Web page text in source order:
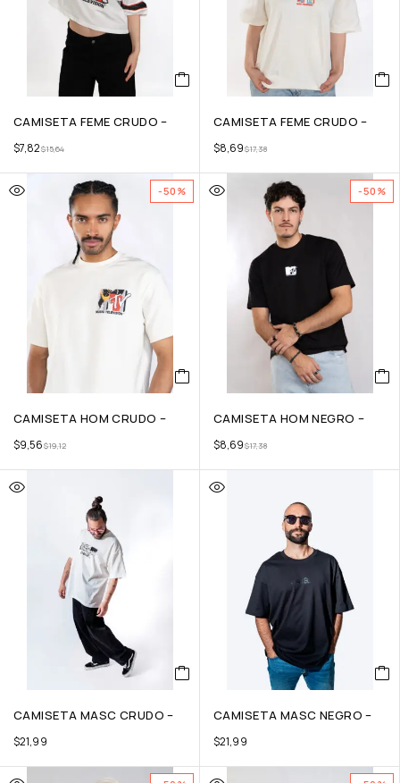
CAMISETA FEME CRUDO –
$15,64
$7,82
CAMISETA FEME CRUDO –
$17,38
$8,69
-50%
CAMISETA HOM CRUDO –
$19,12
$9,56
-50%
CAMISETA HOM NEGRO –
$17,38
$8,69
CAMISETA MASC CRUDO –
$21,99
CAMISETA MASC NEGRO –
$21,99